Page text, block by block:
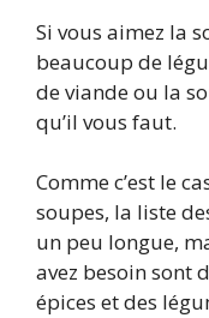
Si vous aimez la
beaucoup de
de viande ou la
qu’il vous faut.
Comme c’est le
soupes, la liste
un peu longue,
avez besoin sont
épices et des